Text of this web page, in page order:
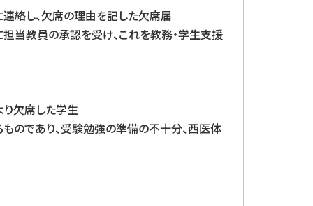
絡し、欠席の理由を記した欠席届
当教員の承認を受け、これを教務・学生支援
欠席した学生
のであり、受験勉強の準備の不十分、西医体